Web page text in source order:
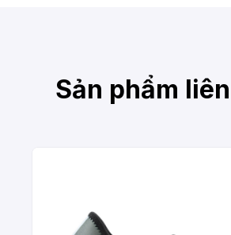
Sản phẩm